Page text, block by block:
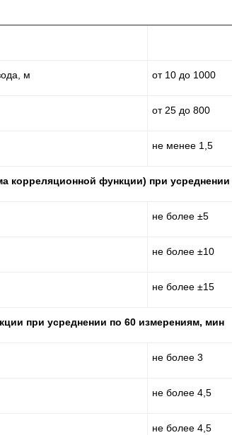
м от 10 до 1000
от 25 до 800
не менее 1,5
корреляционной функции) при
не более ±5
не более ±10
не более ±15
при усреднении по 60 измерениям, мин
не более 3
не более 4,5
не более 4,5